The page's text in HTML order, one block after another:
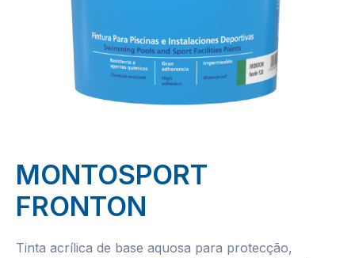
MONTOSPORT
FRONTON
Tinta acrílica de base aquosa para protecção,